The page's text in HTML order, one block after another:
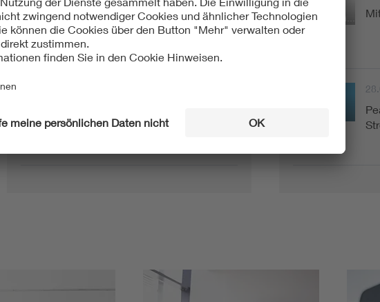
Entwurf
E DIN EN IEC 62541-
14:2026-06
22:2026-06